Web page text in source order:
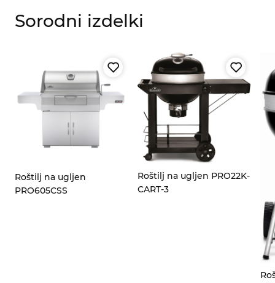
Sorodni izdelki
Roštilj na ugljen
PRO605CSS
Roštilj na ugljen PRO22K-
CART-3